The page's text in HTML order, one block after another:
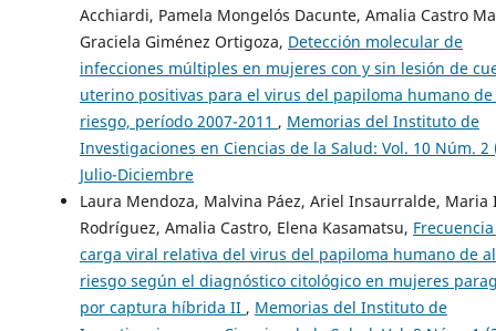
Acchiardi, Pamela Mongelós Dacunte, Amalia Castro
Graciela Giménez Ortigoza, Detección molecular de
infecciones múltiples en mujeres con y sin lesión de
uterino positivas para el virus del papiloma humano
riesgo, período 2007-2011 , Memorias del Instituto de
Investigaciones en Ciencias de la Salud: Vol. 10 Núm. 2
Julio-Diciembre
Laura Mendoza, Malvina Páez, Ariel Insaurralde, Maria
Rodríguez, Amalia Castro, Elena Kasamatsu,
carga viral relativa del virus del papiloma humano de
riesgo según el diagnóstico citológico en mujeres
por captura híbrida II , Memorias del Instituto de